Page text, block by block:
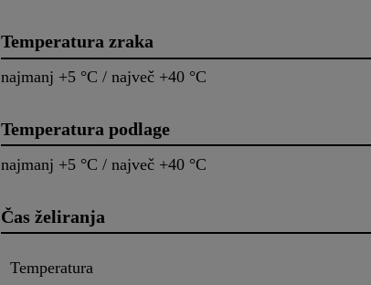
Temperatura zraka
najmanj +5 °C / največ +40 °C
Temperatura podlage
najmanj +5 °C / največ +40 °C
Čas želiranja
Temperatura